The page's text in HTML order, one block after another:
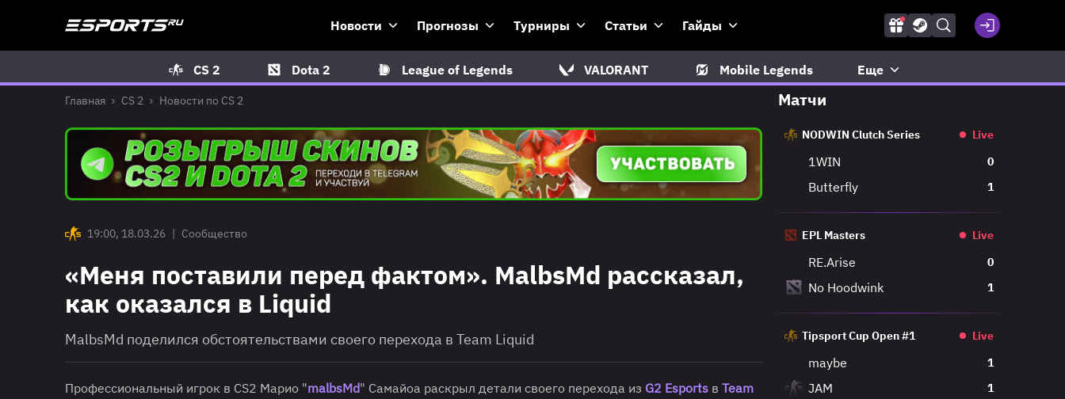
Новости Прогнозы Турниры Статьи Гайды
CS 2 Dota 2 League of Legends VALORANT Mobile Legends Еще
Главная CS 2 Новости по CS 2
19:00, 18.03.26 | Сообщество
«Меня поставили перед фактом». MalbsMd рассказал,
как оказался в Liquid
MalbsMd поделился обстоятельствами своего перехода в Team Liquid
Профессиональный игрок в CS2 Марио "malbsMd" Самайоа раскрыл детали своего перехода из G2 Esports в Team
Матчи
NODWIN Clutch Series Live
1WIN 0
Butterfly 1
EPL Masters Live
RE.Arise 0
No Hoodwink 1
Tipsport Cup Open #1 Live
maybe 1
JAM 1